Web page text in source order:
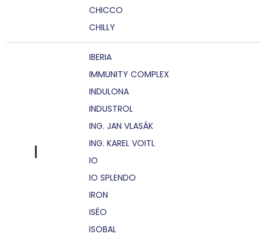
CHICCO
CHILLY
I
IBERIA
IMMUNITY COMPLEX
INDULONA
INDUSTROL
ING. JAN VLASÁK
ING. KAREL VOITL
IO
IO SPLENDO
IRON
ISÉO
ISOBAL